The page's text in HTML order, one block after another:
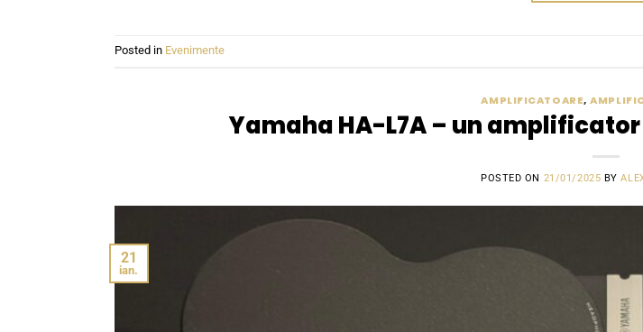
Posted in Evenimente
AMPLIFICATOARE,
Yamaha HA-L7A – un
POSTED ON 21/01/2025 BY
21
ian.